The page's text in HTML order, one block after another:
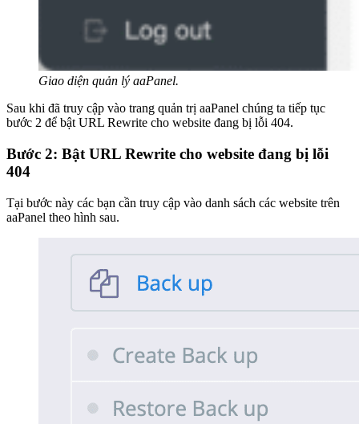
Giao diện quản lý aaPanel.
Sau khi đã truy cập vào trang quản trị aaPanel chúng ta tiếp tục
bước 2 để bật URL Rewrite cho website đang bị lỗi 404.
Bước 2: Bật URL Rewrite cho website đang bị lỗi
404
Tại bước này các bạn cần truy cập vào danh sách các website trên
aaPanel theo hình sau.